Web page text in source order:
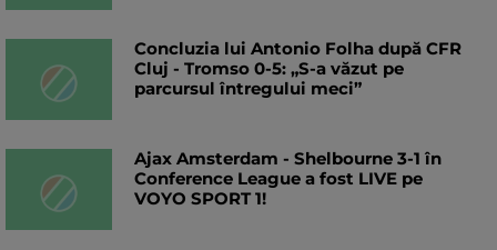
Concluzia lui Antonio Folha după CFR
Cluj - Tromso 0-5: „S-a văzut pe
parcursul întregului meci”
Ajax Amsterdam - Shelbourne 3-1 în
Conference League a fost LIVE pe
VOYO SPORT 1!